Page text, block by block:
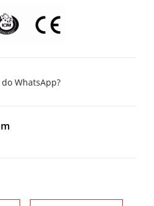
WhatsApp?